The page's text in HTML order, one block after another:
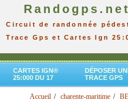
Randogps.net
Circuit de randonnée
Trace Gps et Cartes Ign
CARTES IGN®
25:000 DU 17
DÉPOSER
TRACE GPS
Accueil charente-maritime